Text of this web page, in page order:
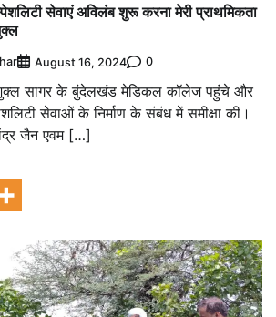
सेवाएं अविलंब शुरू करना मेरी प्राथमिकता
August 16, 2024 0
शुक्ल सागर के बुंदेलखंड मेडिकल कॉलेज पहुंचे और
सेवाओं के निर्माण के संबंध में समीक्षा की।
जैन एवम […]